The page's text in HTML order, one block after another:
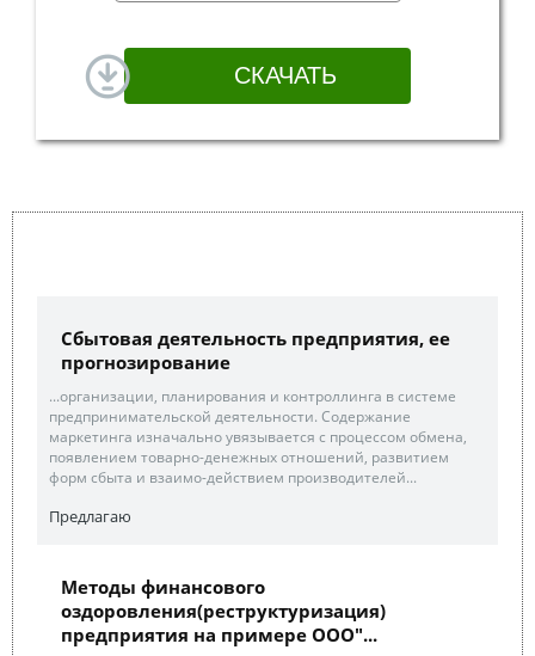
Сбытовая деятельность предприятия, ее
прогнозирование
...организации, планирования и контроллинга в системе
предпринимательской деятельности. Содержание
маркетинга изначально увязывается с процессом обмена,
появлением товарно-денежных отношений, развитием
форм сбыта и взаимо-действием производителей...
Предлагаю
Методы финансового
оздоровления(реструктуризация)
предприятия на примере ООО"...